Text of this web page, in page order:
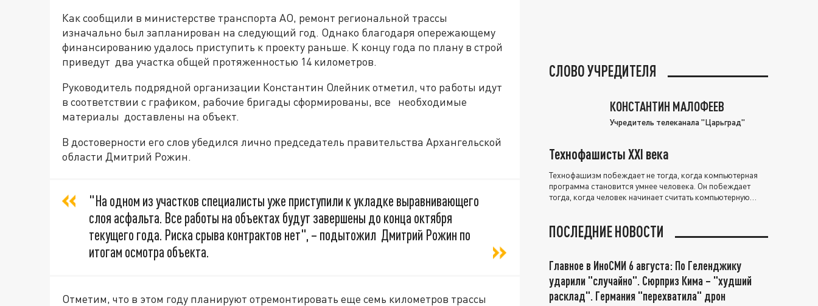
Как сообщили в министерстве транспорта АО, ремонт региональной трассы
изначально был запланирован на следующий год. Однако благодаря опережающему
финансированию удалось приступить к проекту раньше. К концу года по плану в строй
приведут два участка общей протяженностью 14 километров.
Руководитель подрядной организации Константин Олейник отметил, что работы идут
в соответствии с графиком, рабочие бригады сформированы, все необходимые
материалы доставлены на объект.
В достоверности его слов убедился лично председатель правительства Архангельской
области Дмитрий Рожин.
"На одном из участков специалисты уже приступили к укладке выравнивающего
слоя асфальта. Все работы на объектах будут завершены до конца октября
текущего года. Риска срыва контрактов нет", – подытожил Дмитрий Рожин по
итогам осмотра объекта.
Отметим, что в этом году планируют отремонтировать еще семь километров трассы
СЛОВО УЧРЕДИТЕЛЯ
КОНСТАНТИН МАЛОФЕЕВ
Учредитель телеканала "Царьград"
Технофашисты XXI века
Технофашизм побеждает не тогда, когда компьютерная
программа становится умнее человека. Он побеждает
тогда, когда человек начинает считать компьютерную
ПОСЛЕДНИЕ НОВОСТИ
Главное в ИноСМИ 6 августа: По Геленджику
ударили "случайно". Сюрприз Кима – "худший
расклад". Германия "перехватила" дрон